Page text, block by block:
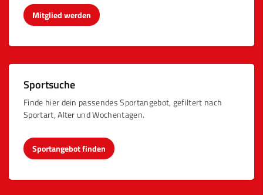
Mitglied werden
Sportsuche
Finde hier dein passendes Sportangebot, gefiltert nach
Sportart, Alter und Wochentagen.
Sportangebot finden